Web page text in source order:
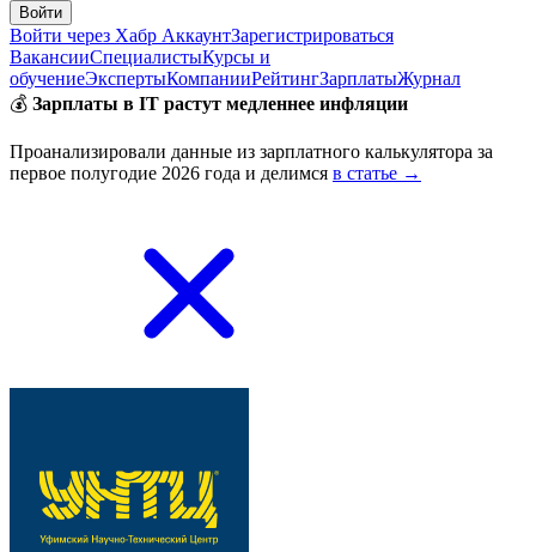
Войти
Войти через Хабр АккаунтЗарегистрироваться
ВакансииСпециалистыКурсы и
обучениеЭкспертыКомпанииРейтингЗарплатыЖурнал
💰 Зарплаты в IT растут медленнее инфляции
Проанализировали данные из зарплатного калькулятора за
первое полугодие 2026 года и делимся в статье →